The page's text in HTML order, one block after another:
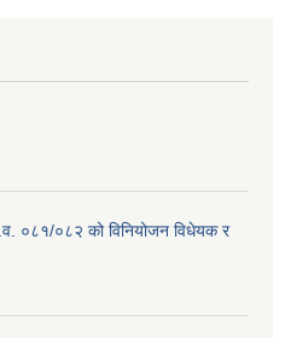
०८१/०८२ को विनियोजन विधेयक र